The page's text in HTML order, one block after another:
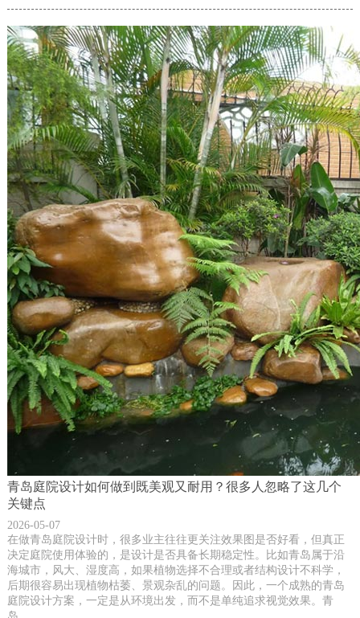
青岛庭院设计如何做到既美观又耐用？很多人忽略了这几个
关键点
2026-05-07
在做青岛庭院设计时，很多业主往往更关注效果图是否好看，但真正
决定庭院使用体验的，是设计是否具备长期稳定性。比如青岛属于沿
海城市，风大、湿度高，如果植物选择不合理或者结构设计不科学，
后期很容易出现植物枯萎、景观杂乱的问题。因此，一个成熟的青岛
庭院设计方案，一定是从环境出发，而不是单纯追求视觉效果。青